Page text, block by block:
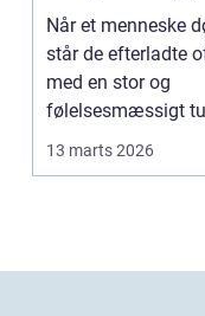
effektiv proces
Når et menneske
står de efterladte
med en stor og
følelsesmæssigt
opgave: at få
13 marts 2026